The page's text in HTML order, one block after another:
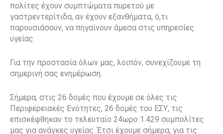
πολίτες έχουν συμπτώματα πυρετού με
γαστρεντερίτιδα, αν έχουν εξανθήματα, ό,τι
παρουσιάσουν, να πηγαίνουν άμεσα στις υπηρεσίες
υγείας.
Για την προστασία όλων μας, λοιπόν, συνεχίζουμε τη
σημερινή σας ενημέρωση.
Σήμερα, στις 26 δομές που έχουμε σε όλες τις
Περιφερειακές Ενότητες, 26 δομές του ΕΣΥ, τις
επισκέφθηκαν το τελευταίο 24ωρο 1.429 συμπολίτες
μας για ανάγκες υγείας. Έτσι έχουμε σήμερα, για τις